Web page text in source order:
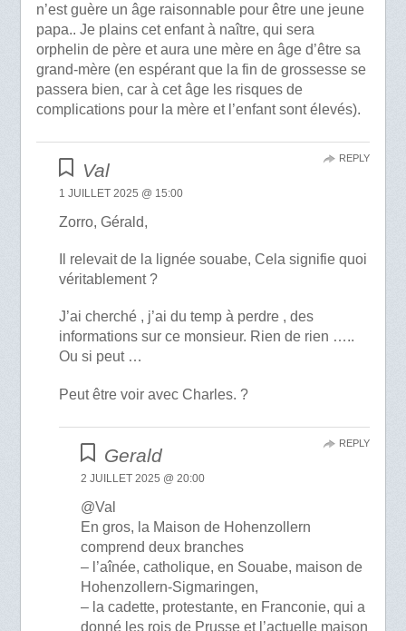
n’est guère un âge raisonnable pour être une jeune
papa.. Je plains cet enfant à naître, qui sera
orphelin de père et aura une mère en âge d’être sa
grand-mère (en espérant que la fin de grossesse se
passera bien, car à cet âge les risques de
complications pour la mère et l’enfant sont élevés).
Val
1 JUILLET 2025 @ 15:00
Zorro, Gérald,
Il relevait de la lignée souabe, Cela signifie quoi
véritablement ?
J’ai cherché , j’ai du temp à perdre , des
informations sur ce monsieur. Rien de rien …..
Ou si peut …
Peut être voir avec Charles. ?
REPLY
Gerald
2 JUILLET 2025 @ 20:00
@Val
En gros, la Maison de Hohenzollern
comprend deux branches
– l’aînée, catholique, en Souabe, maison de
Hohenzollern-Sigmaringen,
– la cadette, protestante, en Franconie, qui a
donné les rois de Prusse et l’actuelle maison
REPLY